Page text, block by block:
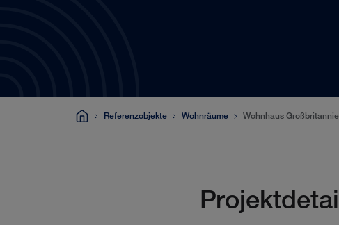
Referenzobjekte Wohnräume Wohnhaus